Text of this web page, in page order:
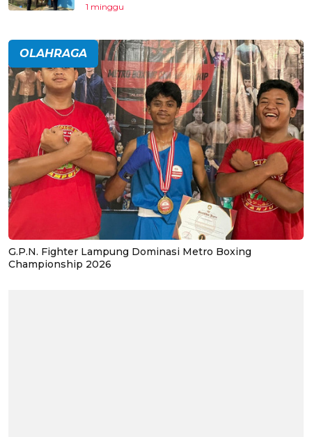
1 minggu
OLAHRAGA
G.P.N. Fighter Lampung Dominasi Metro Boxing
Championship 2026